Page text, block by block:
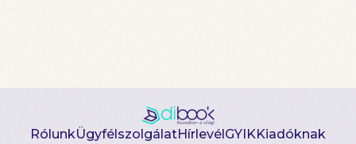
RólunkÜgyfélszolgálatHírlevélGYIKKiadóknak